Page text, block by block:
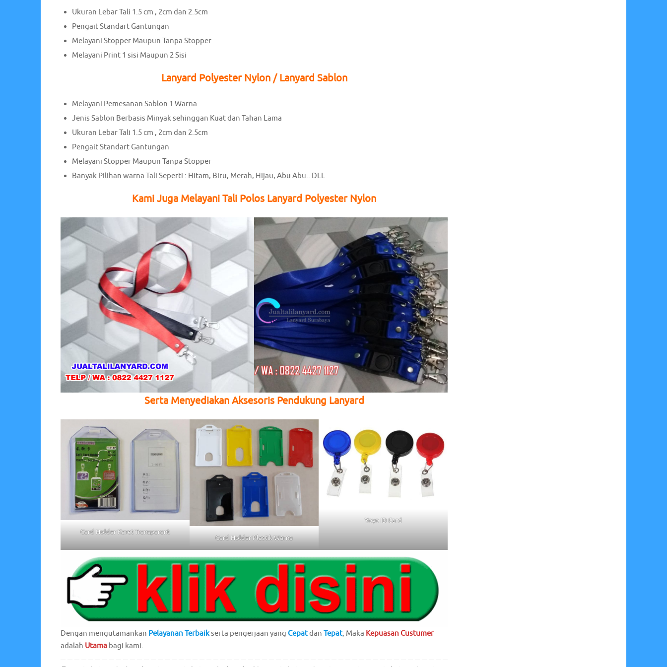
Ukuran Lebar Tali 1.5 cm , 2cm dan 2.5cm
Pengait Standart Gantungan
Melayani Stopper Maupun Tanpa Stopper
Melayani Print 1 sisi Maupun 2 Sisi
Lanyard Polyester Nylon / Lanyard Sablon
Melayani Pemesanan Sablon 1 Warna
Jenis Sablon Berbasis Minyak sehinggan Kuat dan Tahan Lama
Ukuran Lebar Tali 1.5 cm , 2cm dan 2.5cm
Pengait Standart Gantungan
Melayani Stopper Maupun Tanpa Stopper
Banyak Pilihan warna Tali Seperti : Hitam, Biru, Merah, Hijau, Abu Abu.. DLL
Kami Juga Melayani Tali Polos Lanyard Polyester Nylon
Serta Menyediakan Aksesoris Pendukung Lanyard
Card Holder Karet Transparant
Card Holder Plastik Warna
Yoyo ID Card
Dengan mengutamankan Pelayanan Terbaikserta pengerjaan yang Cepatdan Tepat, Maka Kepuasan Custumer
adalah Utama bagi kami.